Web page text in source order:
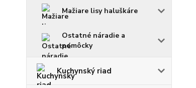
Mažiare lisy haluškáre
Ostatné náradie a
pomôcky
Kuchynský riad